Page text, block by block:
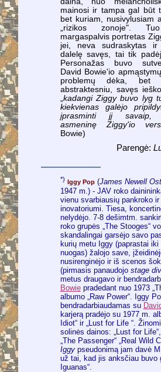
mainosi ir tampa gal būt
bet kuriam, nusivylusiam
„rizikos zonoje".
margaspalvis portretas
jei, neva sudraskytas
dalelę savęs, tai tik
Personažas buvo
David Bowie'io
problemų dėka, bet
abstraktesniu, savęs
kadangi Ziggy buvo lyg
kiekvienas galėjo
įprasminti jį savaip,
asmeninę Ziggy'io
Bowie)
Parengė:
*) Iggy Pop(James Newell
1947 m.) - JAV roko
vienu svarbiausių pankroko
inovatoriumi. Tiesa,
nelydėjo. 7-8 dešimtm.
roko grupės „The Stooges“
skandalingai garsėjo savo
kurių metu Iggy (paprastai iki
nuogas) žalojo save,
nusirenginėjo ir iš scenos
(pirmasis panaudojo stage
metus draugavo ir
Bowiepradedant nuo 1973
albumo „Raw Power“. Iggy
bendradarbiaudamas su
karjerą pradėjo su 1977 m.
Idiot“ ir „Lust for Life “.
solinės dainos: „Lust for Life“,
„The Passenger“ „Real Wild
Iggypseudonimą jam davė
už tai, kad jis anksčiau buvo
Iguanas“.